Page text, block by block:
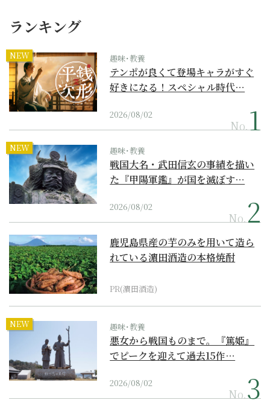
ランキング
NEW 趣味･教養
テンポが良くて登場キャラがすぐ
好きになる！スペシャル時代…
2026/08/02
No.
NEW 趣味･教養
戦国大名・武田信玄の事績を描い
た『甲陽軍鑑』が国を滅ぼす…
2026/08/02
No.
鹿児島県産の芋のみを用いて造ら
れている濵田酒造の本格焼酎
PR(濵田酒造)
NEW 趣味･教養
悪女から戦国ものまで。『篤姫』
でピークを迎えて過去15作…
2026/08/02
No.